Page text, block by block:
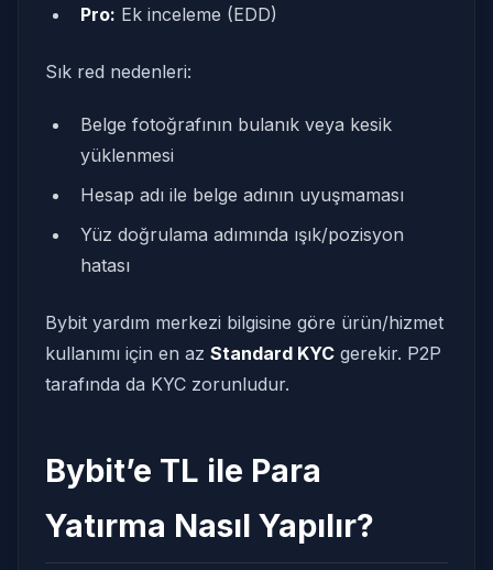
Pro: Ek inceleme (EDD)
Sık red nedenleri:
Belge fotoğrafının bulanık veya kesik
yüklenmesi
Hesap adı ile belge adının uyuşmaması
Yüz doğrulama adımında ışık/pozisyon
hatası
Bybit yardım merkezi bilgisine göre ürün/hizmet
kullanımı için en az Standard KYC gerekir. P2P
tarafında da KYC zorunludur.
Bybit’e TL ile Para
Yatırma Nasıl Yapılır?